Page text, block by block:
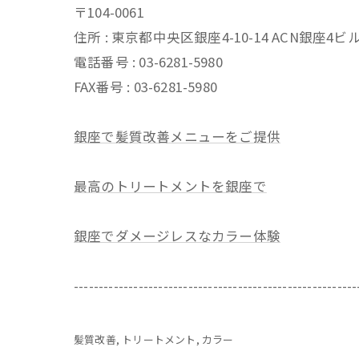
〒104-0061
住所 : 東京都中央区銀座4-10-14 ACN銀座4ビ
電話番号 : 03-6281-5980
FAX番号 : 03-6281-5980
銀座で髪質改善メニューをご提供
最高のトリートメントを銀座で
銀座でダメージレスなカラー体験
髪質改善 トリートメント カラー